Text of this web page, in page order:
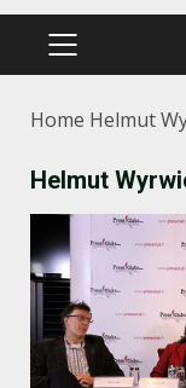
PRIMÄRES
Home Helmut
Helmut